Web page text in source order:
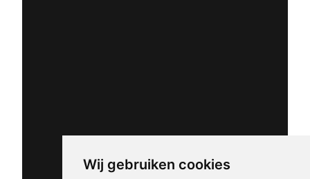
Wij gebruiken cookies